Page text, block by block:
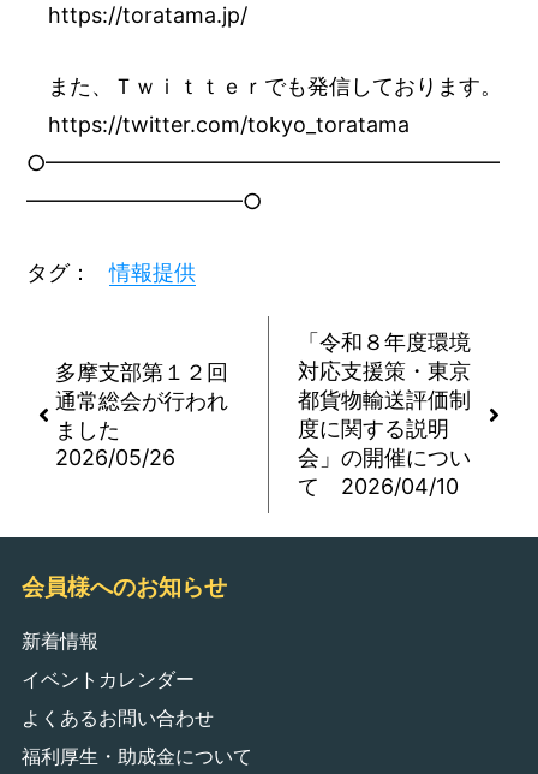
https://toratama.jp/
また、Ｔｗｉｔｔｅｒでも発信しております。
https://twitter.com/tokyo_toratama
○━━━━━━━━━━━━━━━━━━━━━
━━━━━━━━━━○
タグ： 情報提供
多摩支部第１２回
通常総会が行われ
ました
2026/05/26
「令和８年度環境
対応支援策・東京
都貨物輸送評価制
度に関する説明
会」の開催につい
て 2026/04/10
会員様へのお知らせ
新着情報
イベントカレンダー
よくあるお問い合わせ
福利厚生・助成金について